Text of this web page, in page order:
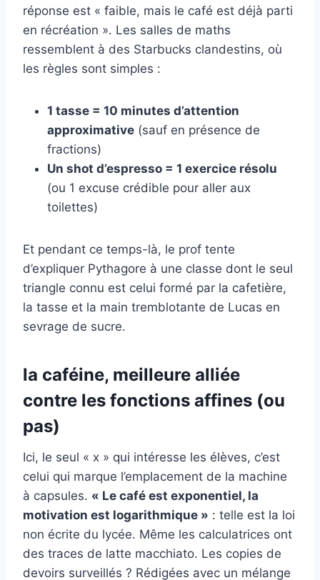
réponse est « faible, mais le café est déjà parti
en récréation ». Les salles de maths
ressemblent à des Starbucks clandestins, où
les règles sont simples :
1 tasse = 10 minutes d’attention
approximative (sauf en présence de
fractions)
Un shot d’espresso = 1 exercice résolu
(ou 1 excuse crédible pour aller aux
toilettes)
Et pendant ce temps-là, le prof tente
d’expliquer Pythagore à une classe dont le seul
triangle connu est celui formé par la cafetière,
la tasse et la main tremblotante de Lucas en
sevrage de sucre.
la caféine, meilleure alliée
contre les fonctions affines (ou
pas)
Ici, le seul « x » qui intéresse les élèves, c’est
celui qui marque l’emplacement de la machine
à capsules. « Le café est exponentiel, la
motivation est logarithmique » : telle est la loi
non écrite du lycée. Même les calculatrices ont
des traces de latte macchiato. Les copies de
devoirs surveillés ? Rédigées avec un mélange